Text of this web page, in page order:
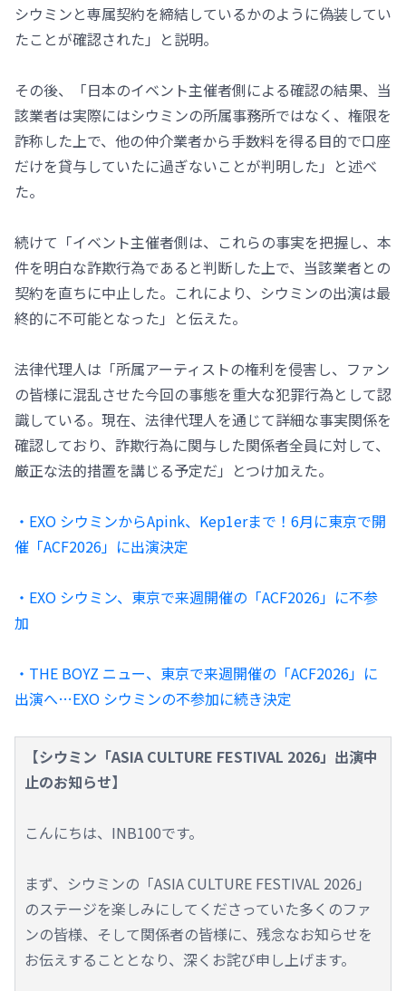
シウミンと専属契約を締結しているかのように偽装してい
たことが確認された」と説明。
その後、「日本のイベント主催者側による確認の結果、当
該業者は実際にはシウミンの所属事務所ではなく、権限を
詐称した上で、他の仲介業者から手数料を得る目的で口座
だけを貸与していたに過ぎないことが判明した」と述べ
た。
続けて「イベント主催者側は、これらの事実を把握し、本
件を明白な詐欺行為であると判断した上で、当該業者との
契約を直ちに中止した。これにより、シウミンの出演は最
終的に不可能となった」と伝えた。
法律代理人は「所属アーティストの権利を侵害し、ファン
の皆様に混乱させた今回の事態を重大な犯罪行為として認
識している。現在、法律代理人を通じて詳細な事実関係を
確認しており、詐欺行為に関与した関係者全員に対して、
厳正な法的措置を講じる予定だ」とつけ加えた。
・EXO シウミンからApink、Kep1erまで！6月に東京で開
催「ACF2026」に出演決定
・EXO シウミン、東京で来週開催の「ACF2026」に不参
加
・THE BOYZ ニュー、東京で来週開催の「ACF2026」に
出演へ…EXO シウミンの不参加に続き決定
【シウミン「ASIA CULTURE FESTIVAL 2026」出演中
止のお知らせ】
こんにちは、INB100です。
まず、シウミンの「ASIA CULTURE FESTIVAL 2026」
のステージを楽しみにしてくださっていた多くのファ
ンの皆様、そして関係者の皆様に、残念なお知らせを
お伝えすることとなり、深くお詫び申し上げます。